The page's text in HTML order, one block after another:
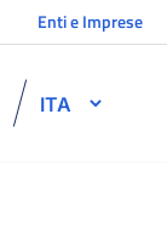
Enti e Imprese
ITA